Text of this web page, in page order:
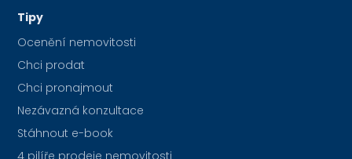
Tipy
Ocenění nemovitosti
Chci prodat
Chci pronajmout
Nezávazná konzultace
Stáhnout e-book